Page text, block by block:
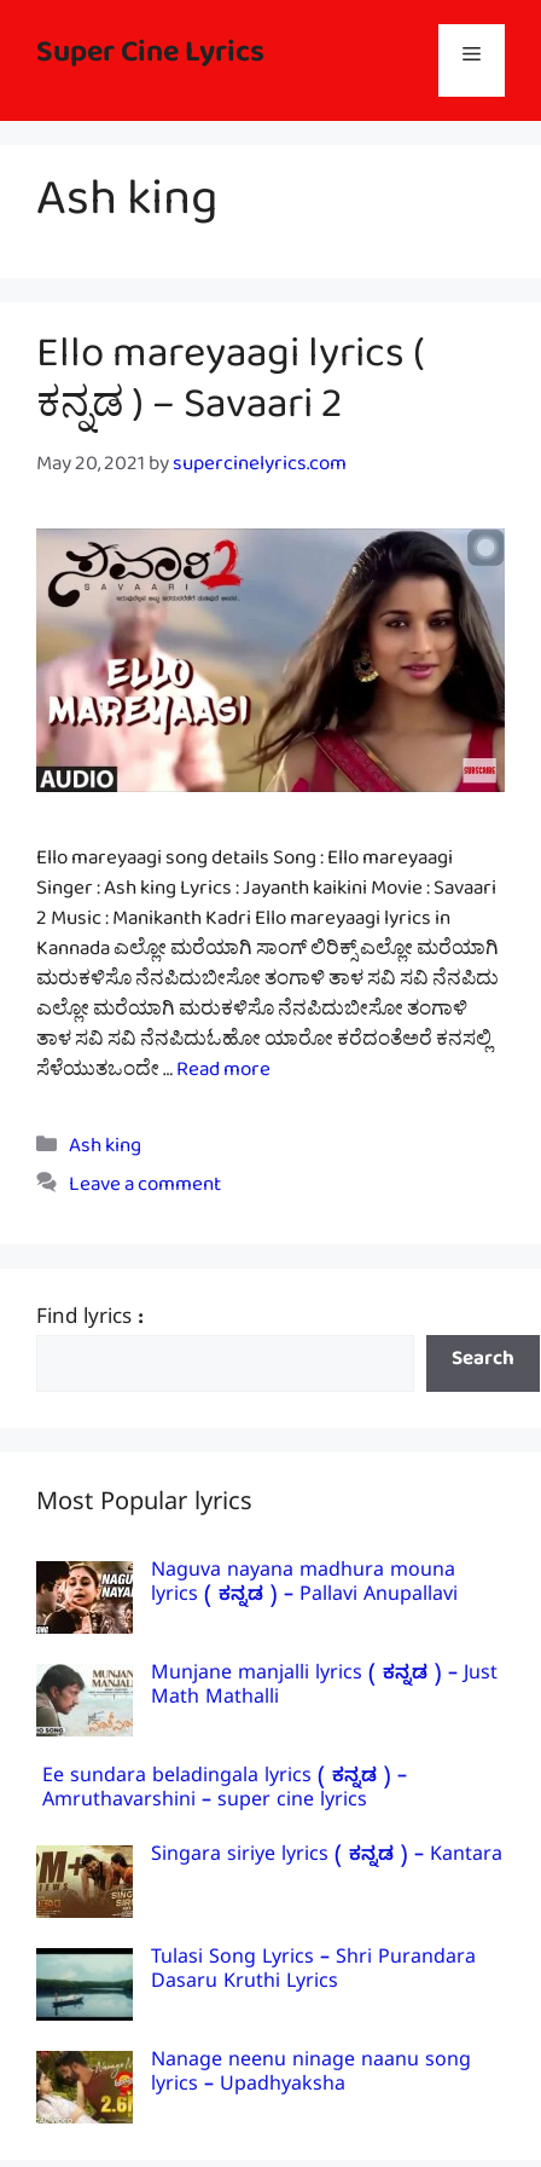
contentSuper Cine Lyrics Menu
Ash king
Ello mareyaagi lyrics (
ಕನ್ನಡ ) – Savaari 2
May 20, 2021bysupercinelyrics.com
Ello mareyaagi song details Song : Ello mareyaagi
Singer : Ash king Lyrics : Jayanth kaikini Movie : Savaari
2 Music : Manikanth Kadri Ello mareyaagi lyrics in
Kannada ಎಲ್ಲೋ ಮರೆಯಾಗಿ ಸಾಂಗ್ ಲಿರಿಕ್ಸ್ ಎಲ್ಲೋ ಮರೆಯಾಗಿ
ಮರುಕಳಿಸೊ ನೆನಪಿದುಬೀಸೋ ತಂಗಾಳಿ ತಾಳ ಸವಿ ಸವಿ ನೆನಪಿದು
ಎಲ್ಲೋ ಮರೆಯಾಗಿ ಮರುಕಳಿಸೊ ನೆನಪಿದುಬೀಸೋ ತಂಗಾಳಿ
ತಾಳ ಸವಿ ಸವಿ ನೆನಪಿದುಓಹೋ ಯಾರೋ ಕರೆದಂತೆಅರೆ ಕನಸಲ್ಲಿ
ಸೆಳೆಯುತಒಂದೇ …Read more
Categories
Ash king
Leave a comment
Find lyrics :
Search
Most Popular lyrics
Naguva nayana madhura mouna
lyrics ( ಕನ್ನಡ ) – Pallavi Anupallavi
Munjane manjalli lyrics ( ಕನ್ನಡ ) – Just
Math Mathalli
Ee sundara beladingala lyrics ( ಕನ್ನಡ ) –
Amruthavarshini – super cine lyrics
Singara siriye lyrics ( ಕನ್ನಡ ) – Kantara
Tulasi Song Lyrics – Shri Purandara
Dasaru Kruthi Lyrics
Nanage neenu ninage naanu song
lyrics – Upadhyaksha